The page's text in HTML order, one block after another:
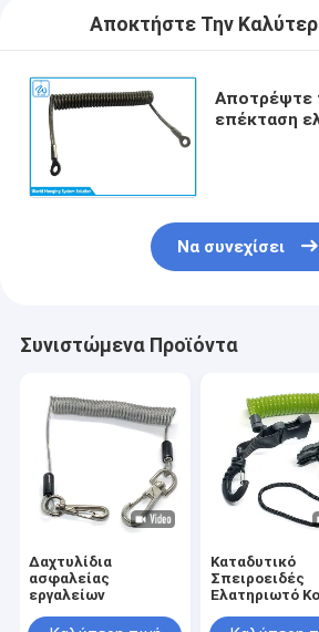
Αποκτήστε Την
Αποτρέψτε
επέκταση
Να συνεχίσει
Συνιστώμενα Προϊόντα
Δαχτυλίδια
ασφαλείας
εργαλείων
Καταδυτικό
Σπειροειδές
Ελατηριωτό
bungee καρπού